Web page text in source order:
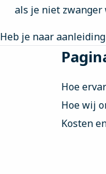
als je niet zwanger
Heb je naar
Hoe
Hoe wij
Kosten